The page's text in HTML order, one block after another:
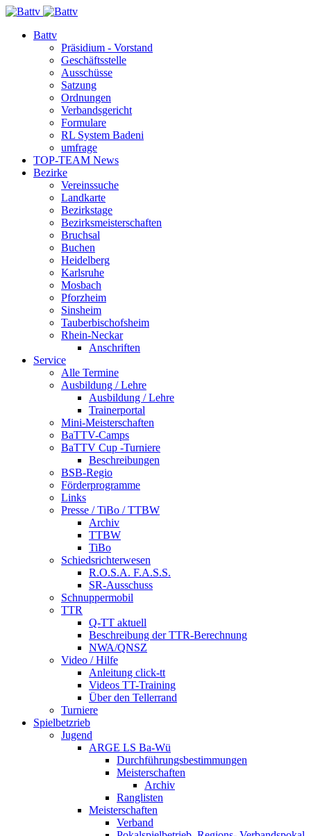
Battv
Präsidium - Vorstand
Geschäftsstelle
Ausschüsse
Satzung
Ordnungen
Verbandsgericht
Formulare
RL System Badeni
umfrage
TOP-TEAM News
Bezirke
Vereinssuche
Landkarte
Bezirkstage
Bezirksmeisterschaften
Bruchsal
Buchen
Heidelberg
Karlsruhe
Mosbach
Pforzheim
Sinsheim
Tauberbischofsheim
Rhein-Neckar
Anschriften
Service
Alle Termine
Ausbildung / Lehre
Ausbildung / Lehre
Trainerportal
Mini-Meisterschaften
BaTTV-Camps
BaTTV Cup -Turniere
Beschreibungen
BSB-Regio
Förderprogramme
Links
Presse / TiBo / TTBW
Archiv
TTBW
TiBo
Schiedsrichterwesen
R.O.S.A. F.A.S.S.
SR-Ausschuss
Schnuppermobil
TTR
Q-TT aktuell
Beschreibung der TTR-Berechnung
NWA/QNSZ
Video / Hilfe
Anleitung click-tt
Videos TT-Training
Über den Tellerrand
Turniere
Spielbetzrieb
Jugend
ARGE LS Ba-Wü
Durchführungsbestimmungen
Meisterschaften
Archiv
Ranglisten
Meisterschaften
Verband